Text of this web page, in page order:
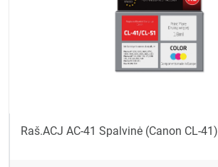
Raš.ACJ AC-41 Spalvinė (Canon CL-41)